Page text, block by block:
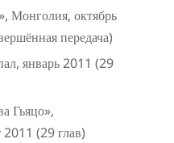
Монголия, октябрь
передача)
январь 2011 (29
Гьяцо»,
(29 глав)